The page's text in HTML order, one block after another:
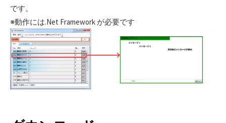
です。
※動作には.Net Framework が必要です